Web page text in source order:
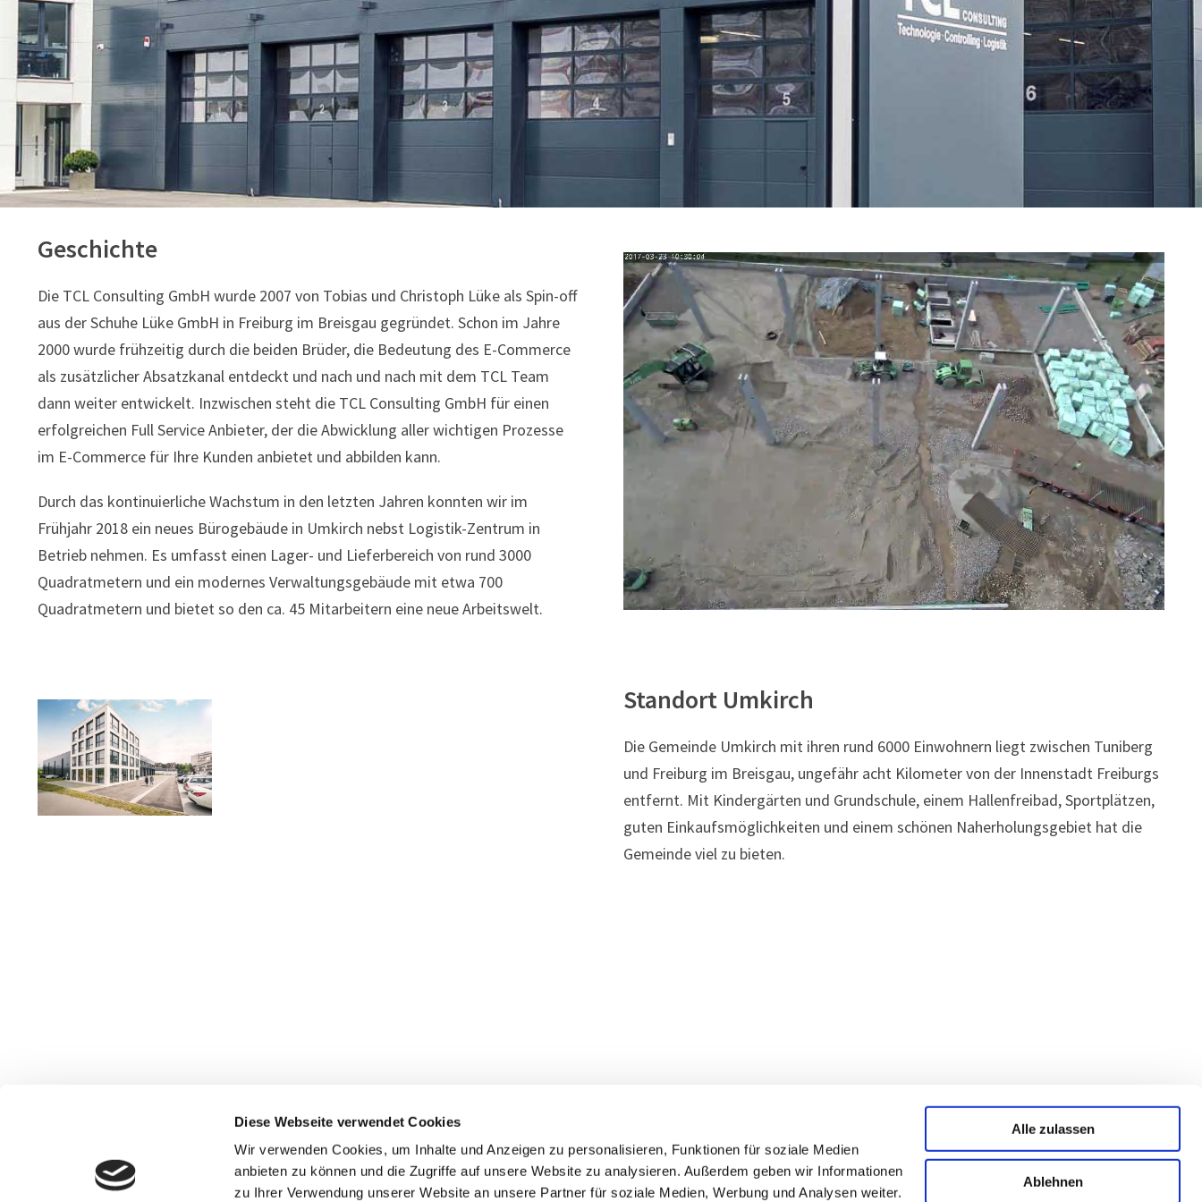
Diese Webseite verwendet Cookies
Wir verwenden Cookies, um Inhalte und Anzeigen zu personalisieren, Funktionen für soziale Medien
anbieten zu können und die Zugriffe auf unsere Website zu analysieren. Außerdem geben wir Informationen
zu Ihrer Verwendung unserer Website an unsere Partner für soziale Medien, Werbung und Analysen weiter.
Alle zulassen
Ablehnen
Geschichte
Die TCL Consulting GmbH wurde 2007 von Tobias und Christoph Lüke als Spin-off
aus der Schuhe Lüke GmbH in Freiburg im Breisgau gegründet. Schon im Jahre
2000 wurde frühzeitig durch die beiden Brüder, die Bedeutung des E-Commerce
als zusätzlicher Absatzkanal entdeckt und nach und nach mit dem TCL Team
dann weiter entwickelt. Inzwischen steht die TCL Consulting GmbH für einen
erfolgreichen Full Service Anbieter, der die Abwicklung aller wichtigen Prozesse
im E-Commerce für Ihre Kunden anbietet und abbilden kann.
Durch das kontinuierliche Wachstum in den letzten Jahren konnten wir im
Frühjahr 2018 ein neues Bürogebäude in Umkirch nebst Logistik-Zentrum in
Betrieb nehmen. Es umfasst einen Lager- und Lieferbereich von rund 3000
Quadratmetern und ein modernes Verwaltungsgebäude mit etwa 700
Quadratmetern und bietet so den ca. 45 Mitarbeitern eine neue Arbeitswelt.
Standort Umkirch
Die Gemeinde Umkirch mit ihren rund 6000 Einwohnern liegt zwischen Tuniberg
und Freiburg im Breisgau, ungefähr acht Kilometer von der Innenstadt Freiburgs
entfernt. Mit Kindergärten und Grundschule, einem Hallenfreibad, Sportplätzen,
guten Einkaufsmöglichkeiten und einem schönen Naherholungsgebiet hat die
Gemeinde viel zu bieten.
TCL Consulting GmbH | Barrierefreiheitserklärung Datenschutzerklärung